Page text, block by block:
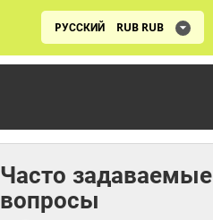
PУССКИЙ RUB RUB
Часто задаваемые
вопросы